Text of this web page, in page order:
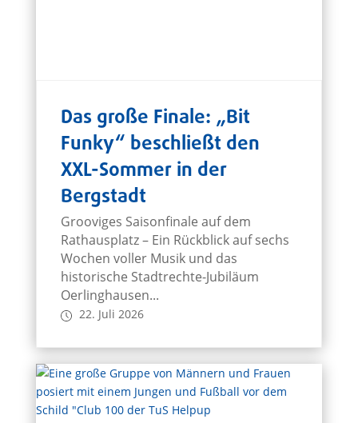
Das große Finale: „Bit
Funky“ beschließt den
XXL-Sommer in der
Bergstadt
Grooviges Saisonfinale auf dem
Rathausplatz – Ein Rückblick auf sechs
Wochen voller Musik und das
historische Stadtrechte-Jubiläum
Oerlinghausen...
22. Juli 2026